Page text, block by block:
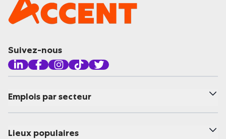
Suivez-nous
Emplois par secteur
Lieux populaires